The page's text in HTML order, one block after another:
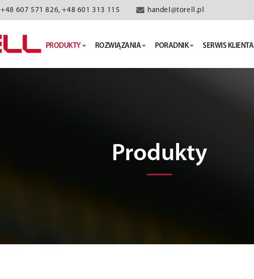
+48 607 571 826, +48 601 313 115 handel@torell.pl
PRODUKTY ROZWIĄZANIA PORADNIK SERWIS KLIENTA
Produkty